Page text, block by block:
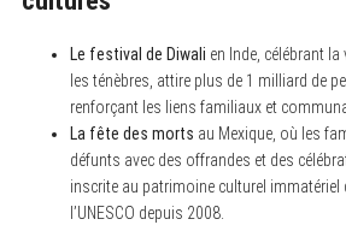
Le festival de Diwali en Inde, célébrant
les ténèbres, attire plus de 1 milliard de
renforçant les liens familiaux et
La fête des morts au Mexique, où les
défunts avec des offrandes et des
inscrite au patrimoine culturel immatériel
l’UNESCO depuis 2008.